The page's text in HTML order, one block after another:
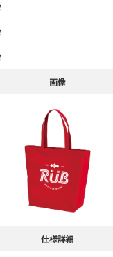
画像
仕様詳細